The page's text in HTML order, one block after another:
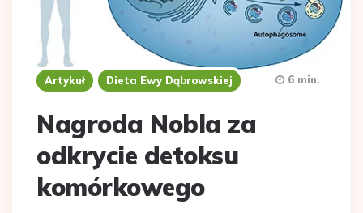
Artykuł Dieta Ewy Dąbrowskiej
Nagroda Nobla za
odkrycie detoksu
komórkowego
6 min.